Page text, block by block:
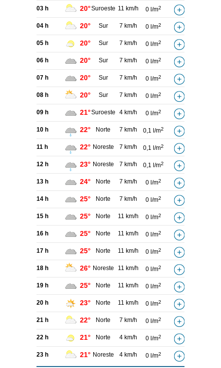
03 h 20°Suroeste 11 km/h 0 l/m2
04 h 20° Sur 7 km/h 0 l/m2
05 h 20° Sur 7 km/h 0 l/m2
06 h 20° Sur 7 km/h 0 l/m2
07 h 20° Sur 7 km/h 0 l/m2
08 h 20° Sur 7 km/h 0 l/m2
09 h 21°Suroeste 4 km/h 0 l/m2
10 h 22° Norte 7 km/h 0,1 l/m2
11 h 22° Noreste 7 km/h 0,1 l/m2
12 h 23° Noreste 7 km/h 0,1 l/m2
13 h 24° Norte 7 km/h 0 l/m2
14 h 25° Norte 7 km/h 0 l/m2
15 h 25° Norte 11 km/h 0 l/m2
16 h 25° Norte 11 km/h 0 l/m2
17 h 25° Norte 11 km/h 0 l/m2
18 h 26° Noreste 11 km/h 0 l/m2
19 h 25° Norte 11 km/h 0 l/m2
20 h 23° Norte 11 km/h 0 l/m2
21 h 22° Norte 7 km/h 0 l/m2
22 h 21° Norte 4 km/h 0 l/m2
23 h 21° Noreste 4 km/h 0 l/m2